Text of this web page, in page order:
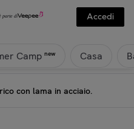
Accedi
Camp new Casa
con lama in acciaio.